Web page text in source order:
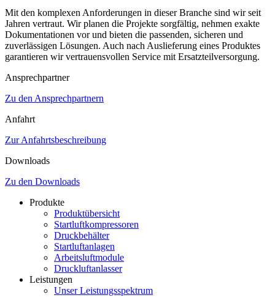
Mit den komplexen Anforderungen in dieser Branche sind wir seit
Jahren vertraut. Wir planen die Projekte sorgfältig, nehmen exakte
Dokumentationen vor und bieten die passenden, sicheren und
zuverlässigen Lösungen. Auch nach Auslieferung eines Produktes
garantieren wir vertrauensvollen Service mit Ersatzteilversorgung.
Ansprechpartner
Zu den Ansprechpartnern
Anfahrt
Zur Anfahrtsbeschreibung
Downloads
Zu den Downloads
Produkte
Produktübersicht
Startluftkompressoren
Druckbehälter
Startluftanlagen
Arbeitsluftmodule
Druckluftanlasser
Leistungen
Unser Leistungsspektrum